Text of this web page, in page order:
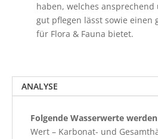
haben, welches
gut pflegen lässt sowie einen
für Flora & Fauna bietet.
ANALYSE
Folgende Wasserwerte
Wert – Karbonat- und